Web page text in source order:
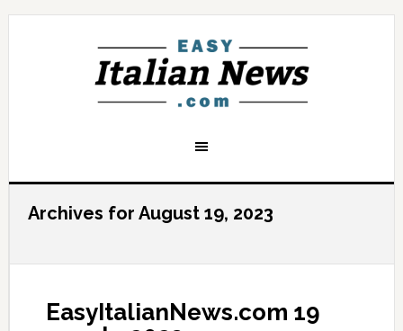
Archives for August 19, 2023
EasyItalianNews.com 19